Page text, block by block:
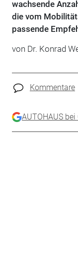
wachsende
die vom
passende
von Dr. Konrad
Kommentare
AUTOHAUS